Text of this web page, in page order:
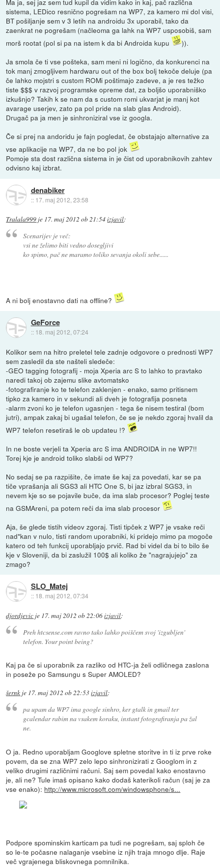
Ma ja, sej jaz sem tud kupil da vidim kako in kaj, pač različna
sistema, LEDico resnično pogrešam na WP7, za kamero mi dol visi,
BT pošiljanje sem v 3 letih na androidu 3x uporabil, tako da
zaenkrat ne pogrešam (načleoma ga lahk na WP7 usposobiš, sam
morš rootat (pol si pa na istem k da bi Androida kupu
)).
Ja smola če ti vse pošteka, sam meni ni logično, da konkurenci na
tok manj zmogljivem hardwaru out of the box bolj tekoče deluje (pa
če lahko mojstri s custom ROMi poštimajo zadeve, a je res težko
tiste $$$ v razvoj programske opreme dat, za boljšo uporabniško
izkušnjo? Takih k se nam da s custom romi ukvarjat je manj kot
avarage userjev, zato pa pol pride na slab glas Android).
Drugač pa ja men je sinhroniziral vse iz googla.
Če si prej na andoridu je fajn pogledat, če obstajajo alternative za
vse aplikacije na WP7, da ne bo pol jok
Pomoje sta dost različna sistema in je čist od uporabnikovih zahtev
odvisno kaj izbrat.
denabiker
:: 17. maj 2012, 23:58
Tralala999 je 17. maj 2012 ob 21:54izjavil:
Scenarijev je več:
vsi ne želimo biti vedno dosegljivi
ko spimo, pač ne maramo toliko sevanja okoli sebe......
A ni bolj enostavno dati na offline?
GeForce
:: 18. maj 2012, 07:24
Kolikor sem na hitro preletel tele zadnje odgovore o prednosti WP7
sem zasledil da ste našteli sledeče:
-GEO tagging fotografij - moja Xperia arc S to lahko to pravtako
naredi takoj ob zajemu slike avtomatsko
-fotografiranje ko te telefon zaklenjen - enako, samo pritisnem
tipko za kamero in v sekundi ali dveh je fotografija posneta
-alarm zvoni ko je telefon ugasnjen - tega še nisem testiral (bom
jutri), ampak zakaj bi ugašal telefon, če se je nekdo zgoraj hvalil da
WP7 telefon resetiraš le ob updateu !?
In ne boste verjeli ta Xperia arc S ima ANDROIDA in ne WP7!!
Torej kje je android toliko slabši od WP7?
No sedaj se pa razpišite, če imate še kaj za povedati, kar se pa
tiče vprašanja ali SGS3 ali HTC One S, bi jaz izbral SGS3, in
nevem kje so se pojavile buče, da ima slab procesor? Poglej teste
na GSMAreni, pa potem reči da ima slab procesor
Aja, še glede tistih videov zgoraj. Tisti tipček z WP7 je vsake reči
nad*kan v nulo, tisti random uporabniki, ki pridejo mimo pa mogoče
katero od teh funkcij uporabljajo prvič. Rad bi videl da bi to bilo še
kje v Sloveniji, da bi zaslužil 100$ ali koliko že "nagrajujejo" za
zmago?
SLO_Matej
:: 18. maj 2012, 07:34
djordjevic je 17. maj 2012 ob 22:06izjavil:
Preh htcsense.com ravno tako lahko poiščem svoj 'izgubljen'
telefon. Your point being?
Kaj pa če si uporabnik za razliko od HTC-ja želi odličnega zaslona
in poseže po Samsungu s Super AMOLED?
šernk je 17. maj 2012 ob 22:53izjavil:
pa upam da WP7 ima google sinhro, ker gtalk in gmail ter
gcalendar rabim na vsakem koraku, instant fotografiranja pa žal
ne.
O ja. Redno uporabljam Googlove spletne storitve in ti iz prve roke
povem, da se zna WP7 zelo lepo sinhronizirati z Googlom in z
veliko drugimi različnimi računi. Saj sem povedal kako enostavno
je, ali ne? Tule imaš opisano kako dodaš katerikoli račun (saj je za
vse enako): http://www.microsoft.com/windowsphone/s...
Podpore spominskim karticam pa tudi ne pogrešam, saj sploh če
so le-te počasne nalaganje vsebine iz njih traja mnogo dlje. Raje
več vgrajenega bliskovnega pomnilnika.